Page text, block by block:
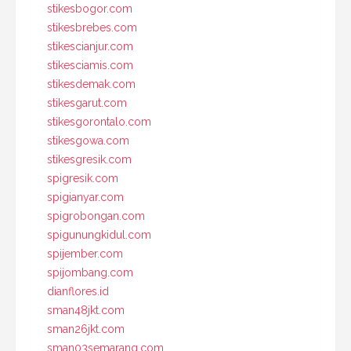
stikesbogor.com
stikesbrebes.com
stikescianjur.com
stikesciamis.com
stikesdemak.com
stikesgarut.com
stikesgorontalo.com
stikesgowa.com
stikesgresik.com
spigresik.com
spigianyar.com
spigrobongan.com
spigunungkidul.com
spijember.com
spijombang.com
dianflores.id
sman48jkt.com
sman26jkt.com
sman03semarang.com